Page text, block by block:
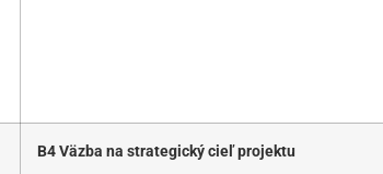
B4 Väzba na strategický cieľ projektu